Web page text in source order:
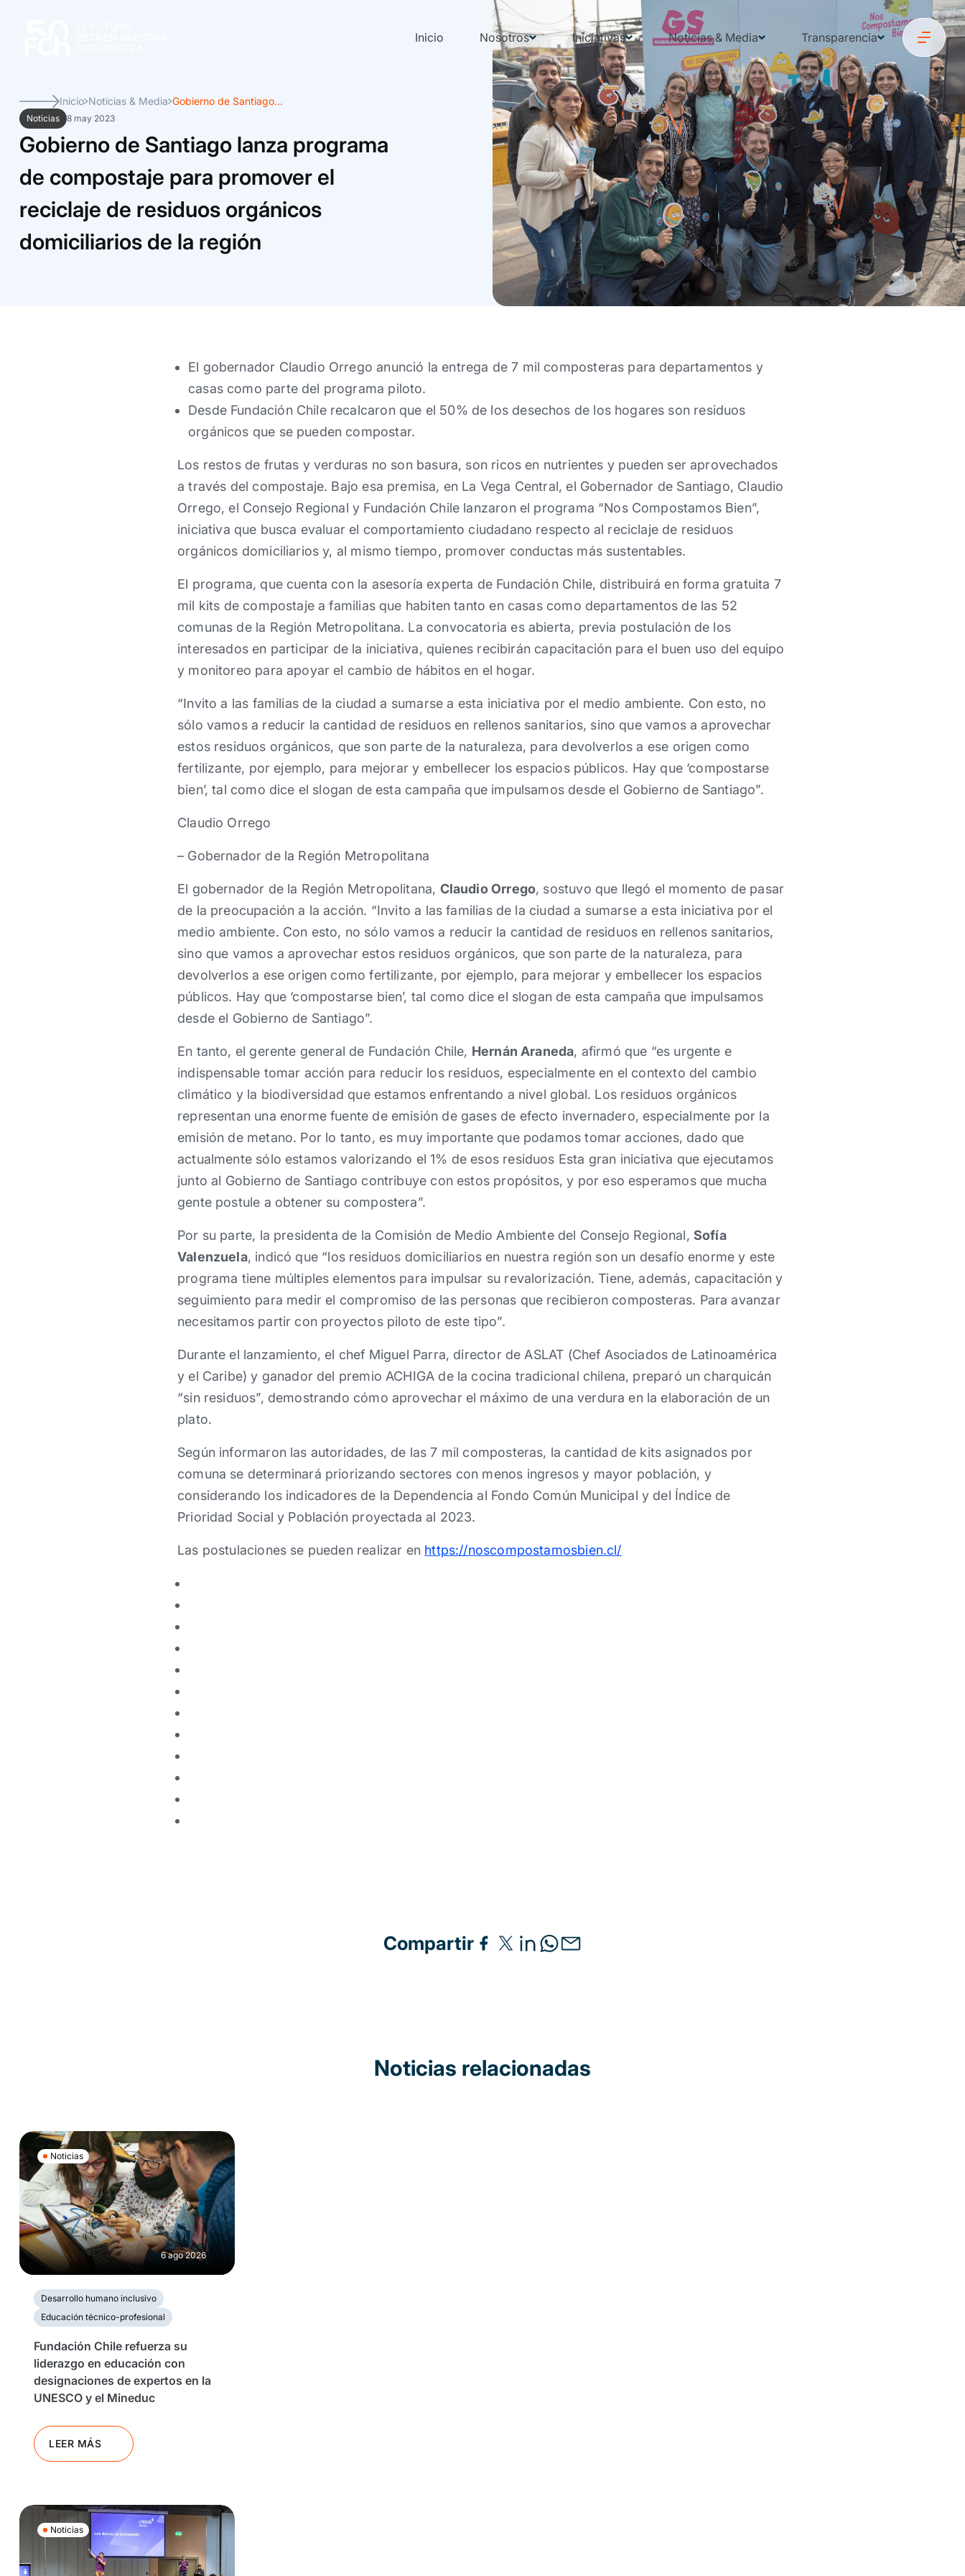
Inicio Nosotros Iniciativas Noticias & Media Transparencia
Inicio Noticias & Media Gobierno de Santiago...
Noticias 8 may 2023
Gobierno de Santiago lanza programa
de compostaje para promover el
reciclaje de residuos orgánicos
domiciliarios de la región
El gobernador Claudio Orrego anunció la entrega de 7 mil composteras para departamentos y
casas como parte del programa piloto.
Desde Fundación Chile recalcaron que el 50% de los desechos de los hogares son residuos
orgánicos que se pueden compostar.
Los restos de frutas y verduras no son basura, son ricos en nutrientes y pueden ser aprovechados
a través del compostaje. Bajo esa premisa, en La Vega Central, el Gobernador de Santiago, Claudio
Orrego, el Consejo Regional y Fundación Chile lanzaron el programa “Nos Compostamos Bien”,
iniciativa que busca evaluar el comportamiento ciudadano respecto al reciclaje de residuos
orgánicos domiciliarios y, al mismo tiempo, promover conductas más sustentables.
El programa, que cuenta con la asesoría experta de Fundación Chile, distribuirá en forma gratuita 7
mil kits de compostaje a familias que habiten tanto en casas como departamentos de las 52
comunas de la Región Metropolitana. La convocatoria es abierta, previa postulación de los
interesados en participar de la iniciativa, quienes recibirán capacitación para el buen uso del equipo
y monitoreo para apoyar el cambio de hábitos en el hogar.
“Invito a las familias de la ciudad a sumarse a esta iniciativa por el medio ambiente. Con esto, no
sólo vamos a reducir la cantidad de residuos en rellenos sanitarios, sino que vamos a aprovechar
estos residuos orgánicos, que son parte de la naturaleza, para devolverlos a ese origen como
fertilizante, por ejemplo, para mejorar y embellecer los espacios públicos. Hay que ‘compostarse
bien’, tal como dice el slogan de esta campaña que impulsamos desde el Gobierno de Santiago”.
Claudio Orrego
– Gobernador de la Región Metropolitana
El gobernador de la Región Metropolitana, Claudio Orrego, sostuvo que llegó el momento de pasar
de la preocupación a la acción. “Invito a las familias de la ciudad a sumarse a esta iniciativa por el
medio ambiente. Con esto, no sólo vamos a reducir la cantidad de residuos en rellenos sanitarios,
sino que vamos a aprovechar estos residuos orgánicos, que son parte de la naturaleza, para
devolverlos a ese origen como fertilizante, por ejemplo, para mejorar y embellecer los espacios
públicos. Hay que ‘compostarse bien’, tal como dice el slogan de esta campaña que impulsamos
desde el Gobierno de Santiago”.
En tanto, el gerente general de Fundación Chile, Hernán Araneda, afirmó que “es urgente e
indispensable tomar acción para reducir los residuos, especialmente en el contexto del cambio
climático y la biodiversidad que estamos enfrentando a nivel global. Los residuos orgánicos
representan una enorme fuente de emisión de gases de efecto invernadero, especialmente por la
emisión de metano. Por lo tanto, es muy importante que podamos tomar acciones, dado que
actualmente sólo estamos valorizando el 1% de esos residuos Esta gran iniciativa que ejecutamos
junto al Gobierno de Santiago contribuye con estos propósitos, y por eso esperamos que mucha
gente postule a obtener su compostera”.
Por su parte, la presidenta de la Comisión de Medio Ambiente del Consejo Regional, Sofía
Valenzuela, indicó que “los residuos domiciliarios en nuestra región son un desafío enorme y este
programa tiene múltiples elementos para impulsar su revalorización. Tiene, además, capacitación y
seguimiento para medir el compromiso de las personas que recibieron composteras. Para avanzar
necesitamos partir con proyectos piloto de este tipo”.
Durante el lanzamiento, el chef Miguel Parra, director de ASLAT (Chef Asociados de Latinoamérica
y el Caribe) y ganador del premio ACHIGA de la cocina tradicional chilena, preparó un charquicán
“sin residuos”, demostrando cómo aprovechar el máximo de una verdura en la elaboración de un
plato.
Según informaron las autoridades, de las 7 mil composteras, la cantidad de kits asignados por
comuna se determinará priorizando sectores con menos ingresos y mayor población, y
considerando los indicadores de la Dependencia al Fondo Común Municipal y del Índice de
Prioridad Social y Población proyectada al 2023.
Las postulaciones se pueden realizar en https://noscompostamosbien.cl/
Compartir
Noticias relacionadas
Noticias
6 ago 2026
Desarrollo humano inclusivo
Educación técnico-profesional
Fundación Chile refuerza su
liderazgo en educación con
designaciones de expertos en la
UNESCO y el Mineduc
LEER MÁS
Noticias